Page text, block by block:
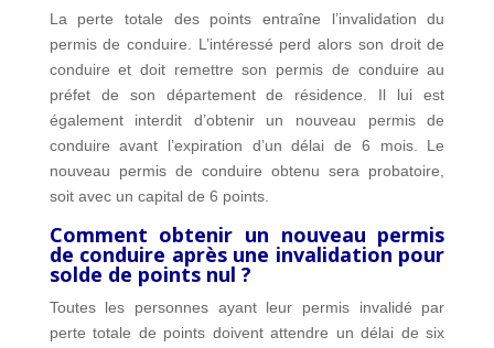
La perte totale des points entraîne l’invalidation du
permis de conduire. L’intéressé perd alors son droit de
conduire et doit remettre son permis de conduire au
préfet de son département de résidence. Il lui est
également interdit d’obtenir un nouveau permis de
conduire avant l’expiration d’un délai de 6 mois. Le
nouveau permis de conduire obtenu sera probatoire,
soit avec un capital de 6 points.
Comment obtenir un nouveau permis
de conduire après une invalidation pour
solde de points nul ?
Toutes les personnes ayant leur permis invalidé par
perte totale de points doivent attendre un délai de six